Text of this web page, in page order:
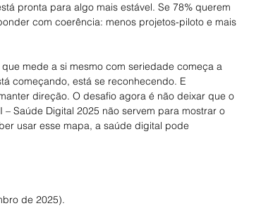
pronta para algo mais estável. Se 78% querem
com coerência: menos projetos-piloto e mais
mede a si mesmo com seriedade começa a
começando, está se reconhecendo. E
direção. O desafio agora é não deixar que o
Saúde Digital 2025 não servem para mostrar o
usar esse mapa, a saúde digital pode
de 2025).